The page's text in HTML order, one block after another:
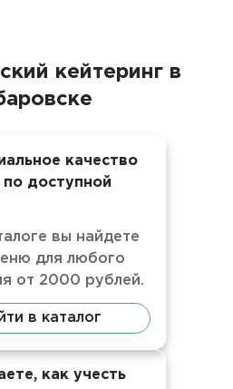
кейтеринг в
качество
доступной
вы найдете
для любого
от 2000 рублей.
в каталог
как учесть